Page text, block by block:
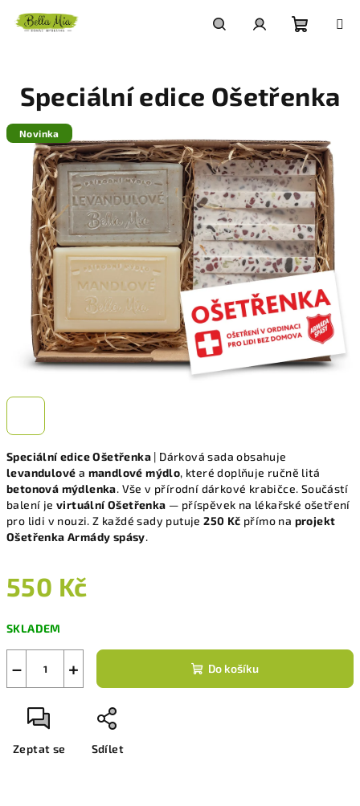
košík
Speciální edice Ošetřenka | Dárková sada obsahuje
levandulové a mandlové mýdlo, které doplňuje ručně litá
betonová mýdlenka. Vše v přírodní dárkové krabičce. Součástí
balení jevirtuální Ošetřenka — příspěvek na lékařské ošetření
pro lidi v nouzi. Z každé sady putuje250 Kč přímo na projekt
Ošetřenka Armády spásy.
550 Kč
cena:
SKLADEM
+
− Do košíku
Zeptat se Sdílet
Speciální edice Ošetřenka
Novinka